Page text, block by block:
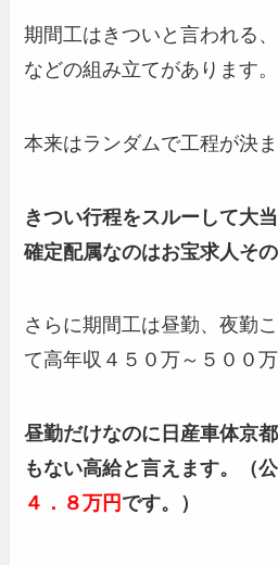
期間工はきついと言われる
などの組み立てがあります。
本来はランダムで工程が決ま
きつい行程をスルーして大
確定配属なのはお宝求人その
さらに期間工は昼勤、夜勤
て高年収４５０万～５００万
昼勤だけなのに日産車体京
もない高給と言えます。（
４．８万円 です。）